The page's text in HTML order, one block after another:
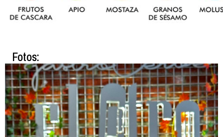
Fotos: